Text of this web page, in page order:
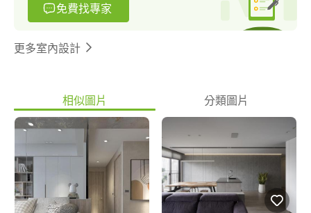
免費找專家
更多室內設計
相似圖片 分類圖片